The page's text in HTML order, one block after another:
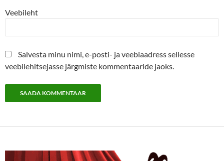
Veebileht
Salvesta minu nimi, e-posti- ja veebiaadress sellesse
veebilehitsejasse järgmiste kommentaaride jaoks.